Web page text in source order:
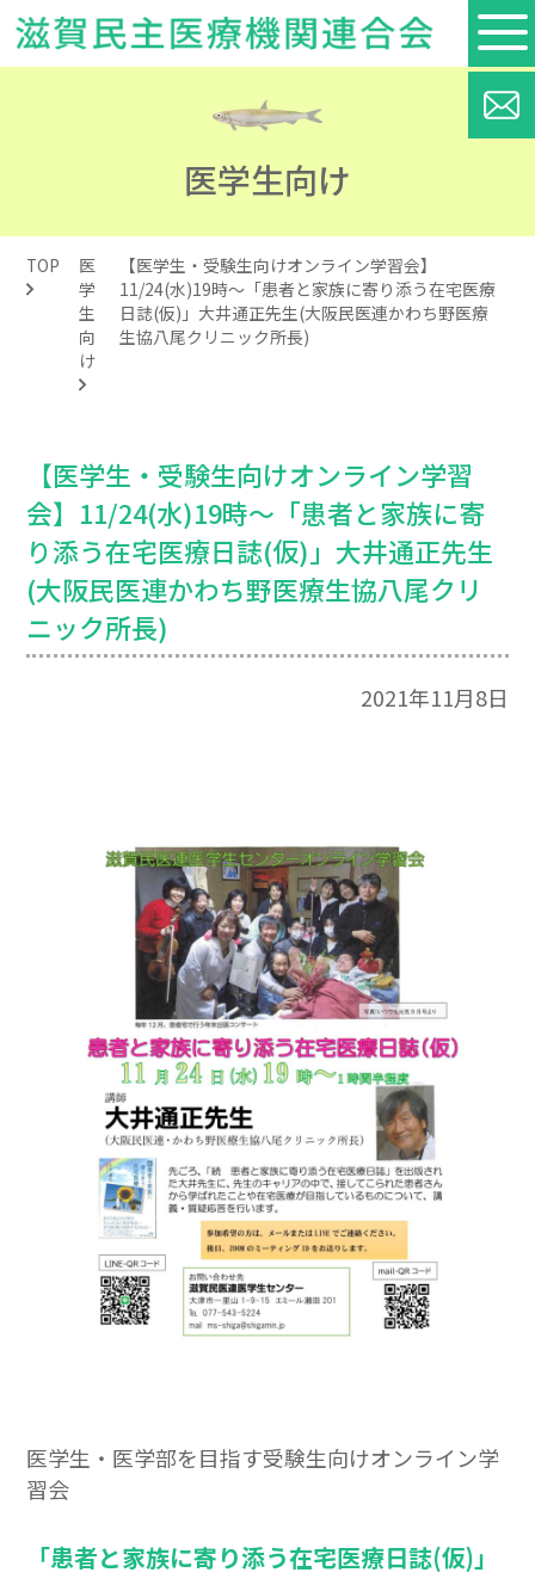
医学生向け
TOP
医
学
生
向
け
【医学生・受験生向けオンライン学習会】
11/24(水)19時～「患者と家族に寄り添う在宅医療
日誌(仮)」大井通正先生(大阪民医連かわち野医療
生協八尾クリニック所長)
【医学生・受験生向けオンライン学習
会】11/24(水)19時～「患者と家族に寄
り添う在宅医療日誌(仮)」大井通正先生
(大阪民医連かわち野医療生協八尾クリ
ニック所長)
2021年11月8日
医学生・医学部を目指す受験生向けオンライン学
習会
「患者と家族に寄り添う在宅医療日誌(仮)」